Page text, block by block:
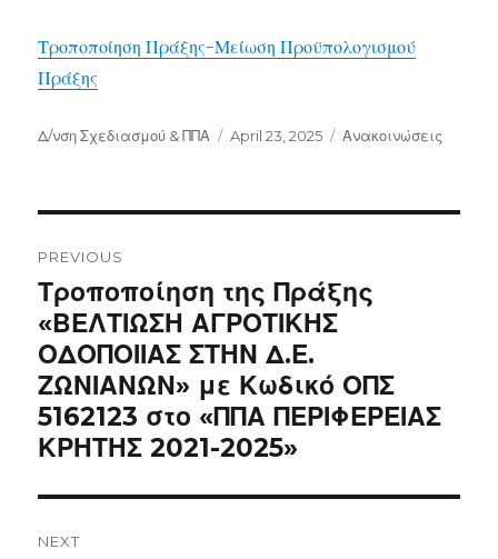
Τροποποίηση Πράξης-Μείωση Προϋπολογισμού
Πράξης
Author
Δ/νση Σχεδιασμού & ΠΠΑ
Posted
April 23, 2025 Categories
Ανακοινώσεις
navigation
PREVIOUS
Previous
post:
Τροποποίηση της Πράξης
«ΒΕΛΤΙΩΣΗ ΑΓΡΟΤΙΚΗΣ
ΟΔΟΠΟΙΙΑΣ ΣΤΗΝ Δ.Ε.
ΖΩΝΙΑΝΩΝ» με Κωδικό ΟΠΣ
5162123 στο «ΠΠΑ ΠΕΡΙΦΕΡΕΙΑΣ
ΚΡΗΤΗΣ 2021-2025»
NEXT